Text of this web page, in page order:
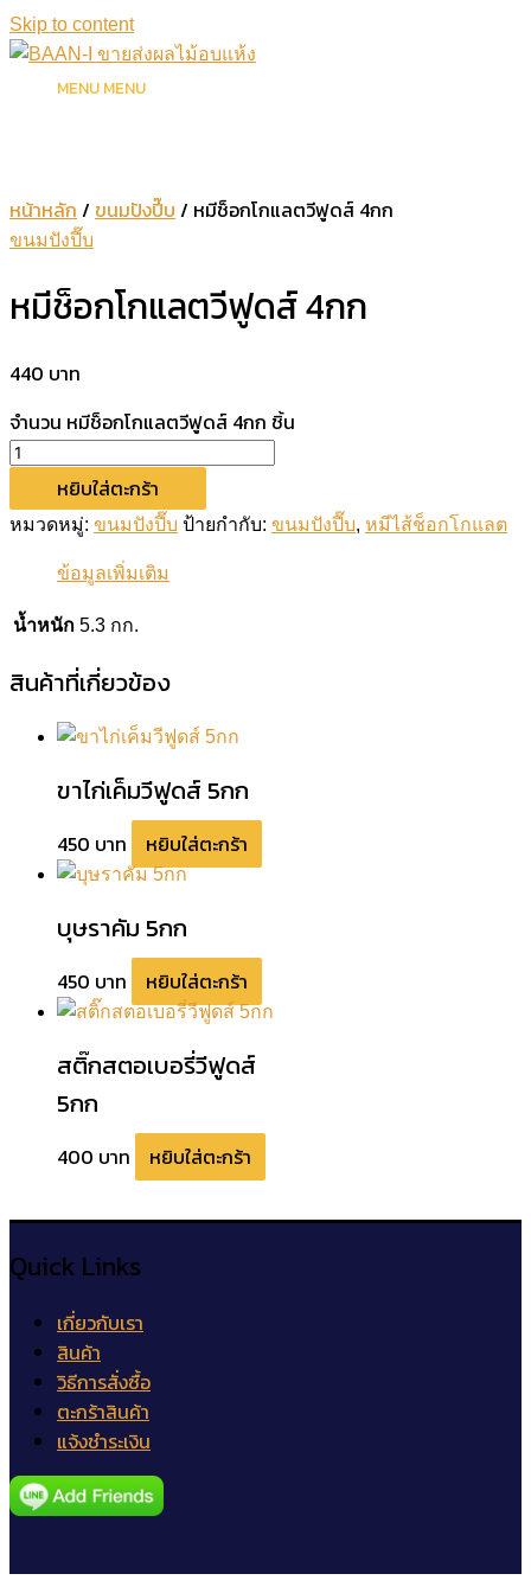
Skip to content
MENU MENU
หน้าหลัก / ขนมปังปี๊บ / หมีช็อกโกแลตวีฟูดส์ 4กก
ขนมปังปี๊บ
หมีช็อกโกแลตวีฟูดส์ 4กก
440 บาท
จำนวน หมีช็อกโกแลตวีฟูดส์ 4กก ชิ้น
หยิบใส่ตะกร้า
หมวดหมู่: ขนมปังปี๊บ ป้ายกำกับ: ขนมปังปี๊บ, หมีไส้ช็อกโกแลต
ข้อมูลเพิ่มเติม
น้ำหนัก 5.3 กก.
สินค้าที่เกี่ยวข้อง
ขาไก่เค็มวีฟูดส์ 5กก
450 บาท หยิบใส่ตะกร้า
บุษราคัม 5กก
450 บาท หยิบใส่ตะกร้า
สติ๊กสตอเบอรี่วีฟูดส์
5กก
400 บาท หยิบใส่ตะกร้า
Quick Links
เกี่ยวกับเรา
สินค้า
วิธีการสั่งซื้อ
ตะกร้าสินค้า
แจ้งชำระเงิน